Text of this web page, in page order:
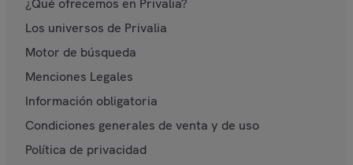
¿Qué ofrecemos en Privalia?
Los universos de Privalia
Motor de búsqueda
Menciones Legales
Información obligatoria
Condiciones generales de venta y de uso
Política de privacidad